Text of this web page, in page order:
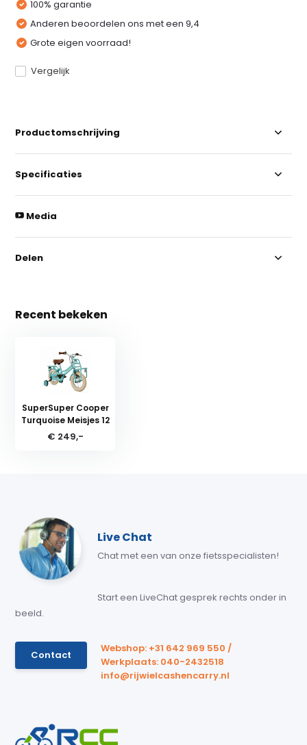
100% garantie
Anderen beoordelen ons met een 9,4
Grote eigen voorraad!
Vergelijk
Productomschrijving
Specificaties
Media
Delen
Recent bekeken
SuperSuper Cooper
Turquoise Meisjes 12
€ 249,-
Live Chat
Chat met een van onze fietsspecialisten!
Start een LiveChat gesprek rechts onder in
beeld.
Contact
Webshop: +31 642 969 550 /
Werkplaats: 040-2432518
info@rijwielcashencarry.nl